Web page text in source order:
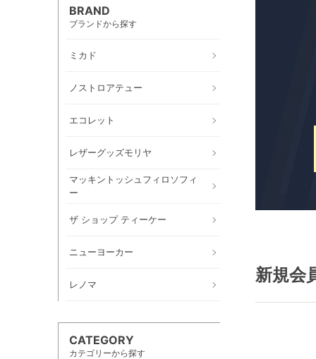
BRAND
ブランドから探す
ミカド
ノストロアテュー
エコレット
レザーグッズモリヤ
マッキントッシュフィロソフィ
ー
ザ ショップ ティーケー
ニューヨーカー
レノマ
CATEGORY
カテゴリーから探す
新規会